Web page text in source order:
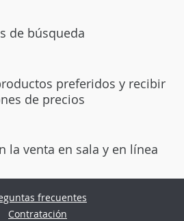
de búsqueda
preferidos y recibir
de precios
la venta en sala y en línea
frecuentes
Contratación